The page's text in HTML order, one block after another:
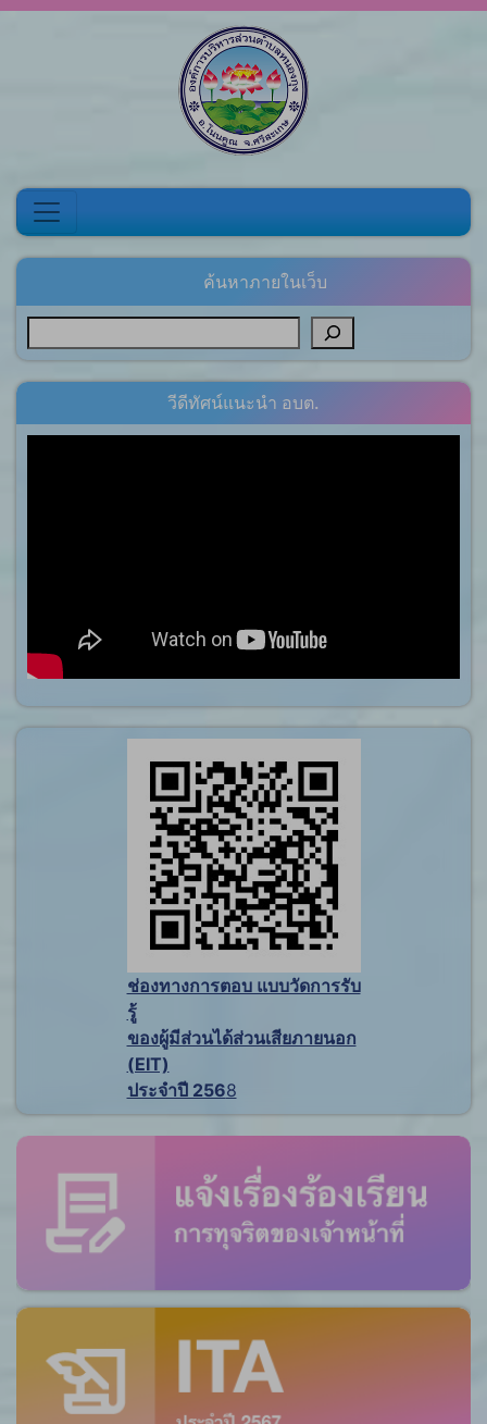
ค้นหาภายในเว็บ
วีดีทัศน์แนะนำ อบต.
ช่องทางการตอบ แบบวัดการรับ
รู้
ของผู้มีส่วนได้ส่วนเสียภายนอก
(EIT)
ประจำปี 2568